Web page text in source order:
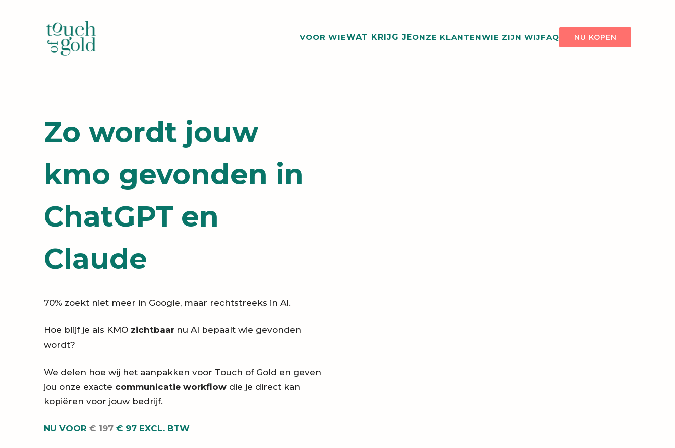
VOOR WIEWAT KRIJG JEONZE KLANTENWIE ZIJN WIJFAQ NU KOPEN
Zo wordt jouw
kmo gevonden in
ChatGPT en
Claude
70% zoekt niet meer in Google, maar rechtstreeks in AI.
Hoe blijf je als KMO zichtbaar nu AI bepaalt wie gevonden
wordt?
We delen hoe wij het aanpakken voor Touch of Gold en geven
jou onze exacte communicatie workflow die je direct kan
kopiëren voor jouw bedrijf.
NU VOOR € 197 € 97 EXCL. BTW